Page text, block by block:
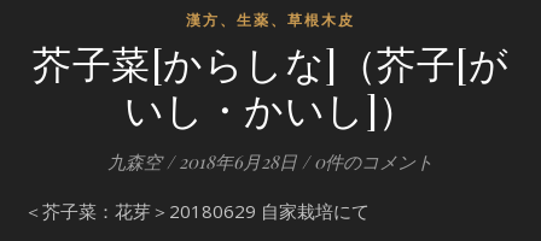
漢方、生薬、草根木皮
芥子菜[からしな]（芥子[が
いし・かいし]）
九森空 / 2018年6月28日 / 0件のコメント
＜芥子菜：花芽＞20180629 自家栽培にて